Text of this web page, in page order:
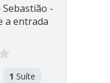
-
a entrada
1 Suíte